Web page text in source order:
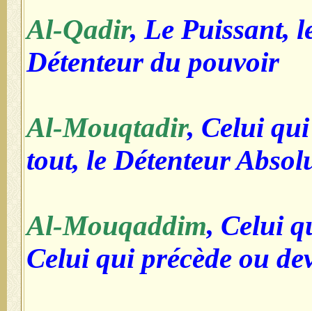
Al-Qadir, Le Puissant,
Détenteur du pouvoir
Al-Mouqtadir, Celui
tout, le Détenteur
Al-Mouqaddim, Celui
Celui qui précède ou